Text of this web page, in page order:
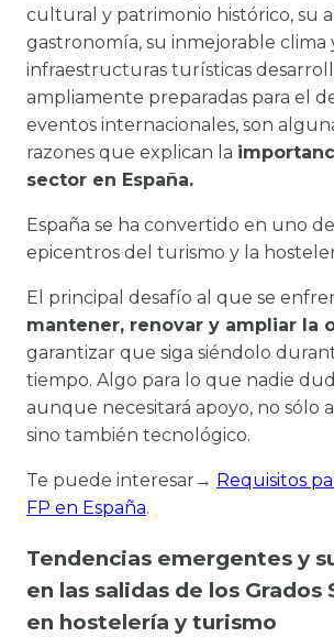
cultural y patrimonio histórico, su
gastronomía, su inmejorable clima
infraestructuras turísticas
ampliamente preparadas para el
eventos internacionales, son
razones que explican la
sector en España.
España se ha convertido en uno
epicentros del turismo y la
El principal desafío al que se
mantener, renovar y ampliar la
garantizar que siga siéndolo
tiempo. Algo para lo que nadie
aunque necesitará apoyo, no sólo
sino también tecnológico.
Te puede interesar→ Requisitos
FP en España.
Tendencias emergentes y
en las salidas de los Grados
en hostelería y turismo